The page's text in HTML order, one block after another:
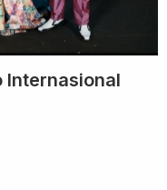
Internasional